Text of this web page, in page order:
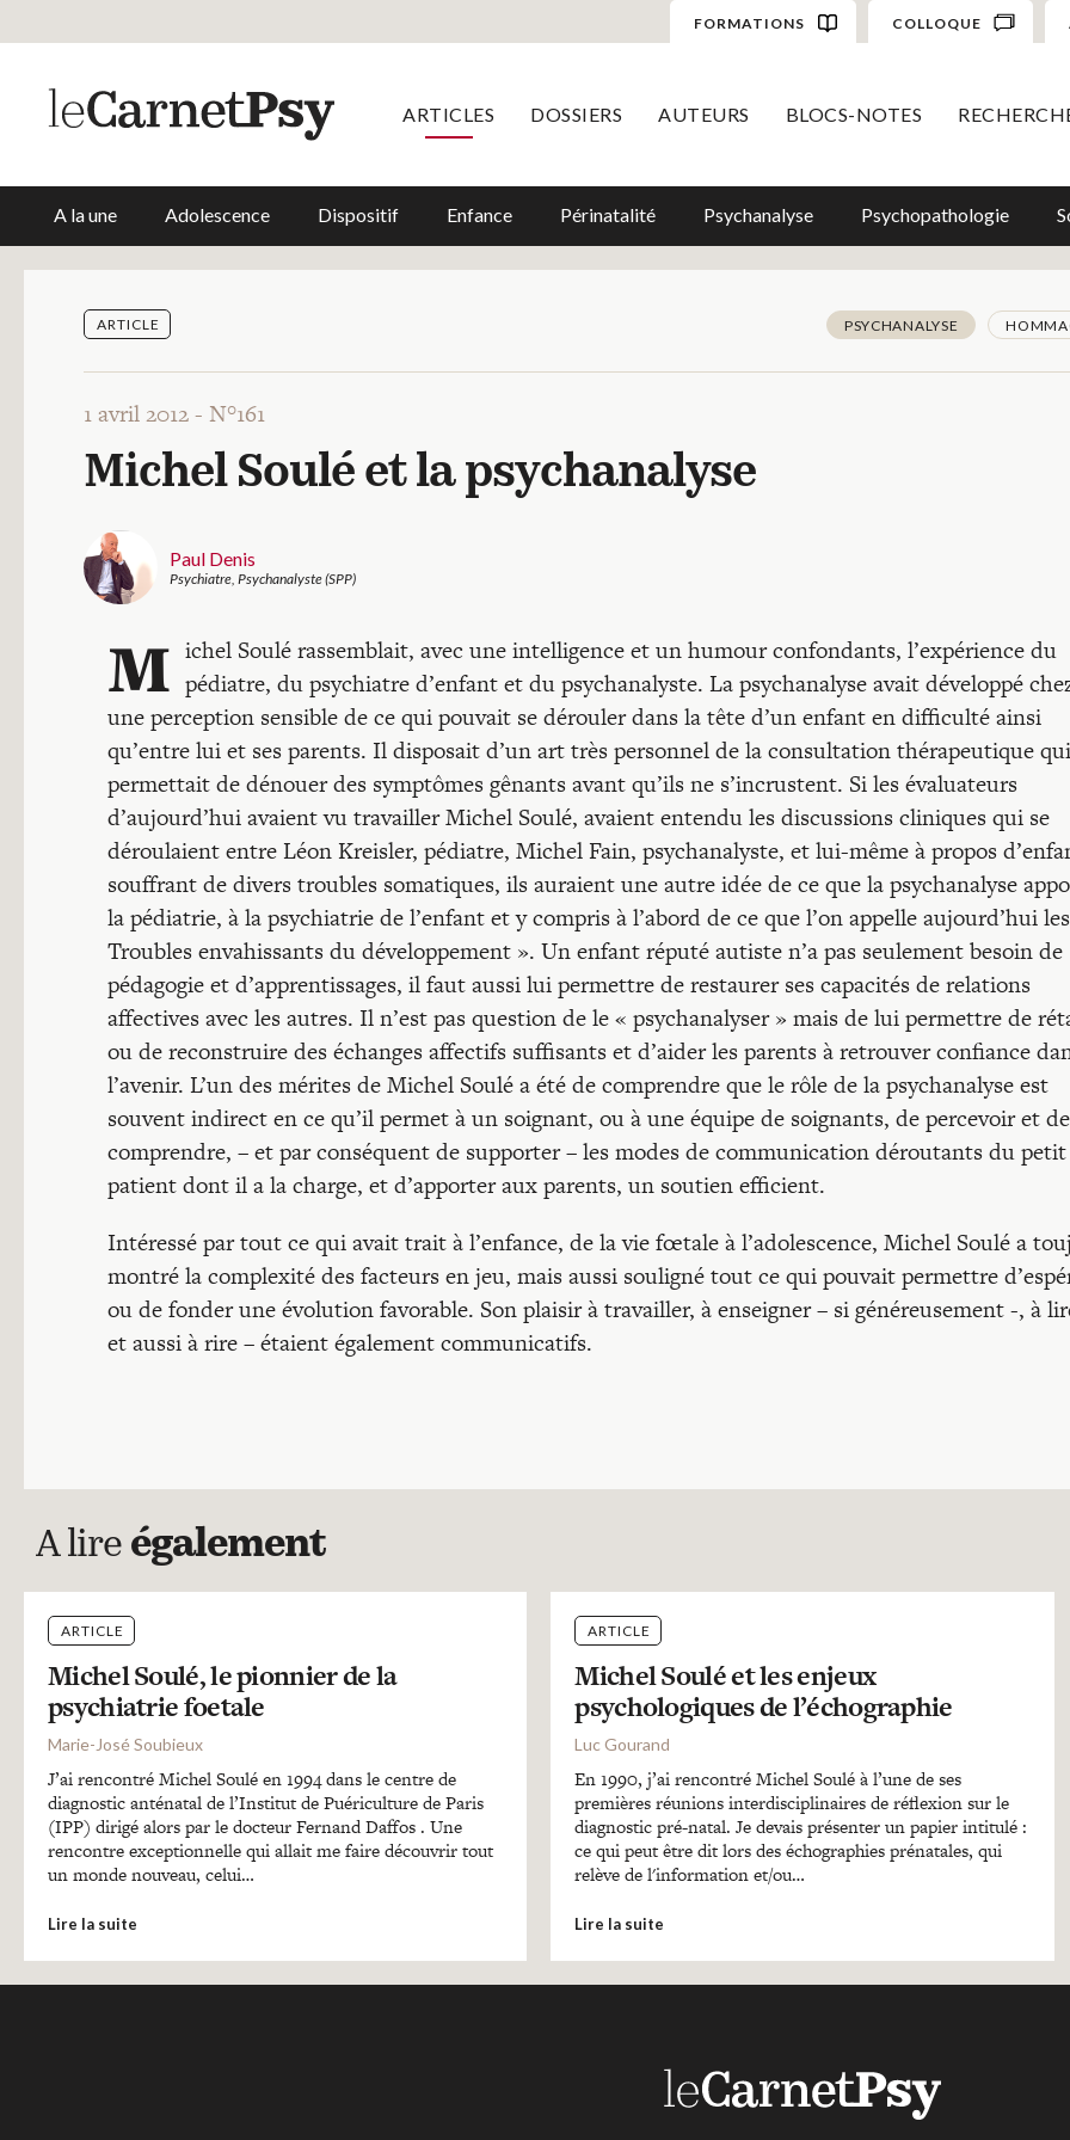
FORMATIONS COLLOQUE
ARTICLES DOSSIERS AUTEURS BLOCS-NOTES
A la une Adolescence Dispositif Enfance Périnatalité Psychanalyse Psychopathologie
ARTICLE PSYCHANALYSE
1 avril 2012 - N°161
Michel Soulé et la psychanalyse
Paul Denis
Psychiatre, Psychanalyste (SPP)
M ichel Soulé rassemblait, avec une intelligence et un humour confondants, l’expérience du
pédiatre, du psychiatre d’enfant et du psychanalyste. La psychanalyse avait développé
une perception sensible de ce qui pouvait se dérouler dans la tête d’un enfant en difficulté ainsi
qu’entre lui et ses parents. Il disposait d’un art très personnel de la consultation thérapeutique
permettait de dénouer des symptômes gênants avant qu’ils ne s’incrustent. Si les évaluateurs
d’aujourd’hui avaient vu travailler Michel Soulé, avaient entendu les discussions cliniques qui se
déroulaient entre Léon Kreisler, pédiatre, Michel Fain, psychanalyste, et lui-même à propos
souffrant de divers troubles somatiques, ils auraient une autre idée de ce que la psychanalyse
la pédiatrie, à la psychiatrie de l’enfant et y compris à l’abord de ce que l’on appelle aujourd’hui
Troubles envahissants du développement ». Un enfant réputé autiste n’a pas seulement besoin de
pédagogie et d’apprentissages, il faut aussi lui permettre de restaurer ses capacités de relations
affectives avec les autres. Il n’est pas question de le « psychanalyser » mais de lui permettre de
ou de reconstruire des échanges affectifs suffisants et d’aider les parents à retrouver confiance
l’avenir. L’un des mérites de Michel Soulé a été de comprendre que le rôle de la psychanalyse est
souvent indirect en ce qu’il permet à un soignant, ou à une équipe de soignants, de percevoir et de
comprendre, – et par conséquent de supporter – les modes de communication déroutants du petit
patient dont il a la charge, et d’apporter aux parents, un soutien efficient.
Intéressé par tout ce qui avait trait à l’enfance, de la vie fœtale à l’adolescence, Michel Soulé a
montré la complexité des facteurs en jeu, mais aussi souligné tout ce qui pouvait permettre
ou de fonder une évolution favorable. Son plaisir à travailler, à enseigner – si géné­reusement -, à
et aussi à rire – étaient également communicatifs.
A lire également
ARTICLE
Michel Soulé, le pionnier de la
psychiatrie foetale
Marie-José Soubieux
J’ai rencontré Michel Soulé en 1994 dans le centre de
diagnostic anténatal de l’Institut de Puériculture de Paris
(IPP) dirigé alors par le docteur Fernand Daffos . Une
rencontre exceptionnelle qui allait me faire découvrir tout
un monde nouveau, celui…
Lire la suite
ARTICLE
Michel Soulé et les enjeux
psychologiques de l’échographie
Luc Gourand
En 1990, j’ai rencontré Michel Soulé à l’une de ses
premières réunions interdisciplinaires de réflexion sur le
diagnostic pré-natal. Je devais présenter un papier intitulé :
ce qui peut être dit lors des échographies prénatales, qui
relève de l'information et/ou…
Lire la suite